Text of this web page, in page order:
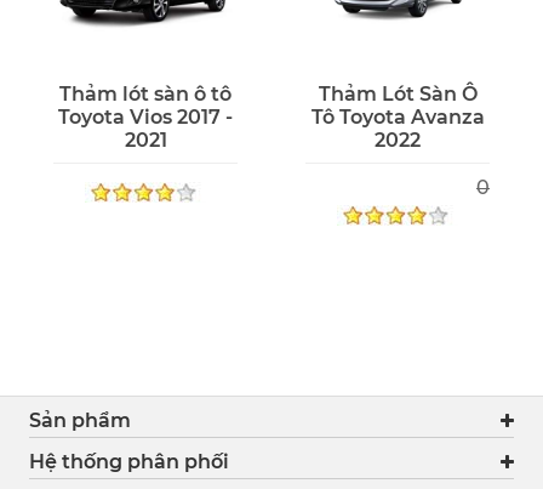
Thảm lót sàn ô tô
Toyota Vios 2017 -
2021
Thảm Lót Sàn Ô
Tô Toyota Avanza
2022
0
Sản phẩm
Hệ thống phân phối